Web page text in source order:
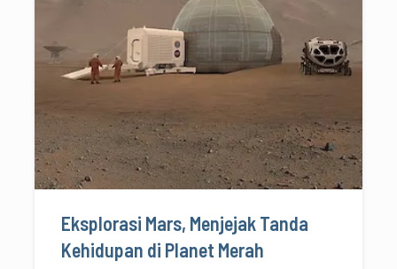
Eksplorasi Mars, Menjejak Tanda
Kehidupan di Planet Merah